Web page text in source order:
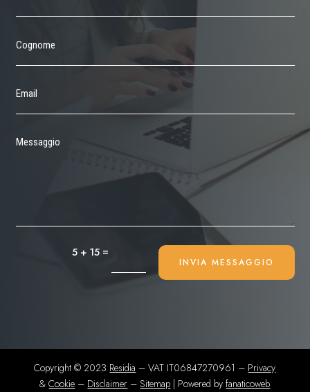
5 + 15=
INVIA MESSAGGIO
Copyright © 2023 Residia – VAT IT06847270961 – Privacy
&Cookie – Disclaimer –Sitemap | Powered byfanaticoweb